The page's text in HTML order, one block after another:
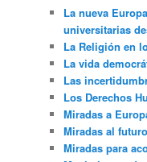
La nueva
universitarias
La Religión en
La vida
Las
Los Derechos
Miradas a
Miradas al
Miradas para